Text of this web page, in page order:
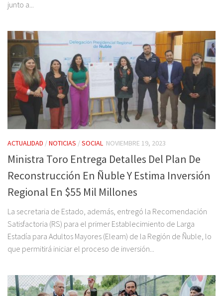
junto a...
ACTUALIDAD /NOTICIAS /SOCIAL NOVIEMBRE 19, 2023
Ministra Toro Entrega Detalles Del Plan De
Reconstrucción En Ñuble Y Estima Inversión
Regional En $55 Mil Millones
La secretaria de Estado, además, entregó la Recomendación
Satisfactoria (RS) para el primer Establecimiento de Larga
Estadía para Adultos Mayores (Eleam) de la Región de Ñuble, lo
que permitirá iniciar el proceso de inversión...